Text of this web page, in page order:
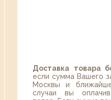
Доставка товара
если сумма Вашего
Москвы и
случаи вы